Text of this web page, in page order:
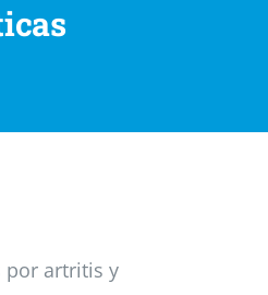
por artritis y